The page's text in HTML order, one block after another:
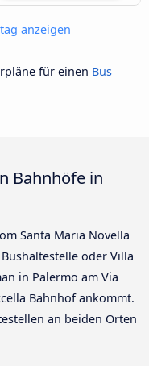
anzeigen
für einen Bus
Bahnhöfe in
Santa Maria Novella
oder Villa
in Palermo am Via
Bahnhof ankommt.
an beiden Orten